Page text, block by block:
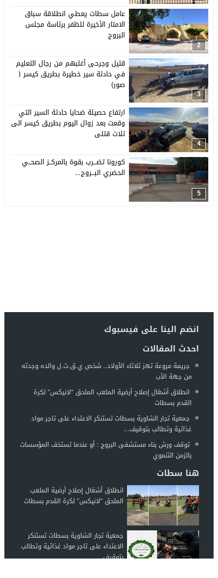
2
عامل سطات يعطي انطلاقة سباق
الامتار الأخيرة للظفر برئاسة مجلس
البروج
3
قتيل وجرحى أغلبهم من رجال التعليم
في حادثة سير خطيرة بطريق كيسر (
صور)
4
ارتفاع حصيلة ضحايا حادثة السير التي
وقعت بعد زوال اليوم بطريق كيسر الى
ثلاث قتلى
5
كورونا تضـــرب بقوة بالمركــز الصحــي
الحضري البـــروج…
انضم الينا على فيسبوك
احدث المقالات
جريمة مروعة تهز ثلاثاء الأولاد.. شخص ي.ق.ت.ل والده وجدته
من جهة الأب
انطلاق أشغال إصلاح أرضية الملعب الملحق “لانيكس” لكرة
القدم بسطات
جمعية تجار الشاوية بسطات تستنكر الاعتداء على تاجر مواد
غذائية وتطالب بتوقيف...
توقف ورش بناء مستشفى البروج : أو عندما تستخف المؤسسات
بالزمن التنموي
هنا سطات
انطلاق أشغال إصلاح أرضية الملعب
الملحق “لانيكس” لكرة القدم بسطات
جمعية تجار الشاوية بسطات تستنكر
الاعتداء على تاجر مواد غذائية وتطالب
بتوقيف...